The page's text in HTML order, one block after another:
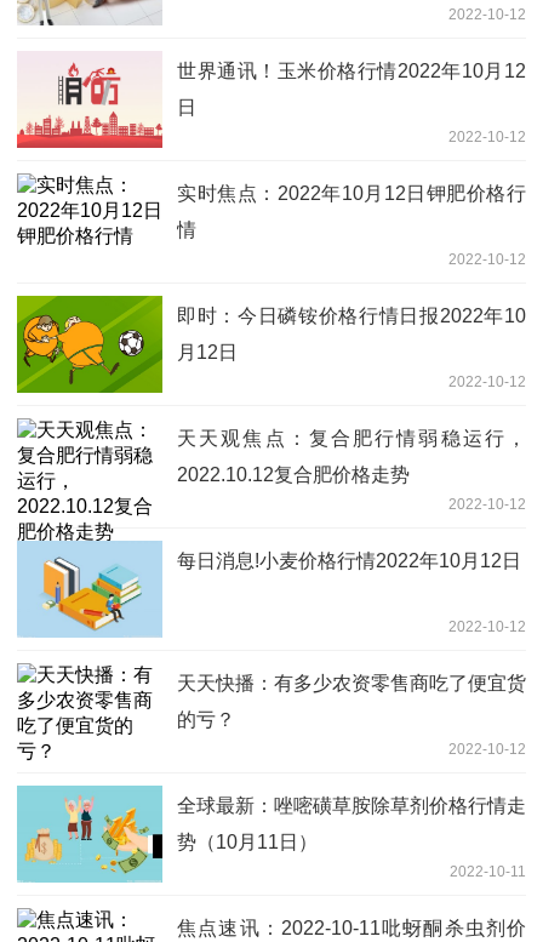
2022-10-12
世界通讯！玉米价格行情2022年10月12
日
2022-10-12
实时焦点：2022年10月12日钾肥价格行
情
2022-10-12
即时：今日磷铵价格行情日报2022年10
月12日
2022-10-12
天天观焦点：复合肥行情弱稳运行，
2022.10.12复合肥价格走势
2022-10-12
每日消息!小麦价格行情2022年10月12日
2022-10-12
天天快播：有多少农资零售商吃了便宜货
的亏？
2022-10-12
全球最新：唑嘧磺草胺除草剂价格行情走
势（10月11日）
2022-10-11
焦点速讯：2022-10-11吡蚜酮杀虫剂价